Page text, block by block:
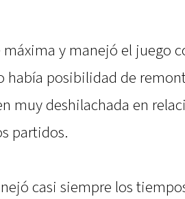
máxima y manejó el juego
había posibilidad de
muy deshilachada en
partidos.
casi siempre los